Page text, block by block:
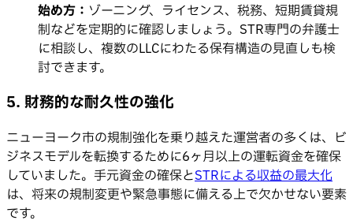
始め方： ゾーニング、ライセンス、税務、短期賃貸規
制などを定期的に確認しましょう。STR専門の弁護士
に相談し、複数のLLCにわたる保有構造の見直しも検
討できます。
5. 財務的な耐久性の強化
ニューヨーク市の規制強化を乗り越えた運営者の多くは、ビ
ジネスモデルを転換するために6ヶ月以上の運転資金を確保
していました。手元資金の確保とSTRによる収益の最大化
は、将来の規制変更や緊急事態に備える上で欠かせない要素
です。